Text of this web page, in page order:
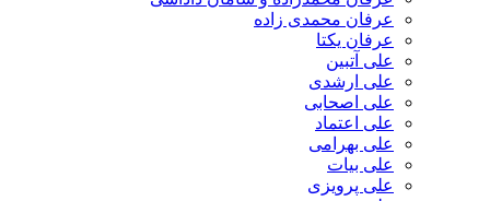
عرفان محمدی زاده
عرفان یکتا
علی آتبین
علی ارشدی
علی اصحابی
علی اعتماد
علی بهرامی
علی بیات
علی پرویزی